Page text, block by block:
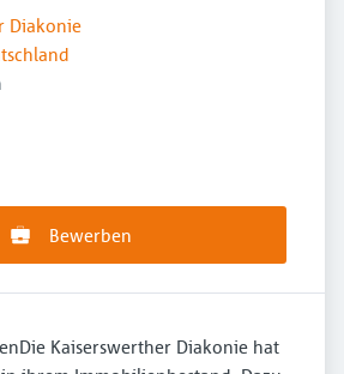
Diakonie
Bewerben
Kaiserswerther Diakonie hat